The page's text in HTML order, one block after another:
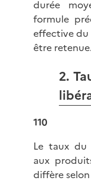
durée
formule
effective du
être retenue.
2.
110
Le taux du
aux
diffère